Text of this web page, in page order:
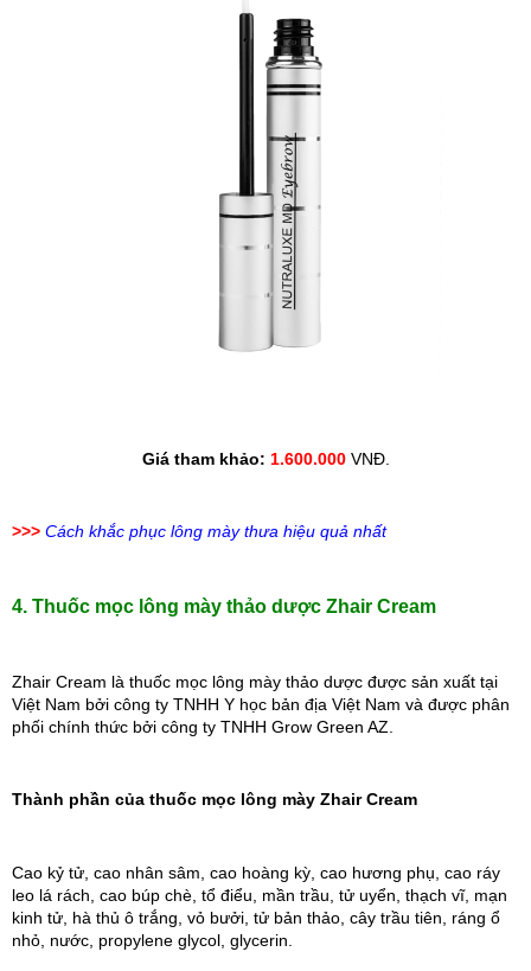
Giá tham khảo: 1.600.000 VNĐ.
>>> Cách khắc phục lông mày thưa hiệu quả nhất
4. Thuốc mọc lông mày thảo dược Zhair Cream
Zhair Cream là thuốc mọc lông mày thảo dược được sản xuất tại
Việt Nam bởi công ty TNHH Y học bản địa Việt Nam và được phân
phối chính thức bởi công ty TNHH Grow Green AZ.
Thành phần của thuốc mọc lông mày Zhair Cream
Cao kỷ tử, cao nhân sâm, cao hoàng kỳ, cao hương phụ, cao ráy
leo lá rách, cao búp chè, tổ điểu, mần trầu, tử uyển, thạch vĩ, mạn
kinh tử, hà thủ ô trắng, vỏ bưởi, tử bản thảo, cây trầu tiên, ráng ổ
nhỏ, nước, propylene glycol, glycerin.